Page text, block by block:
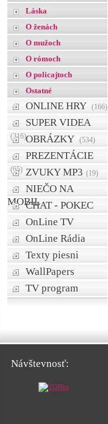
Láska
O ženách
O mužoch
O rómoch
O policajtoch
Ostatné
ONLINE HRY (166)
SUPER VIDEA
(316)OBRÁZKY (534)
PREZENTÁCIE
(65) ZVUKY MP3 (19)
NIEČO NA
MOBILCHAT - POKEC
OnLine TV
OnLine Rádia
Texty piesni
WallPapers
TV program
Návštevnosť: